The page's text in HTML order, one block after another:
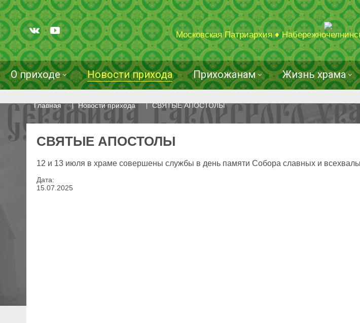
Московская Патриархия ♦
О приходе Новости прихода Прихожанам Жизнь храма
Главная Новости прихода СВЯТЫЕ АПОСТОЛЫ
СВЯТЫЕ АПОСТОЛЫ
12 и 13 июля в храме совершены службы в день памяти Собора славных и
Дата:
15 07 2025